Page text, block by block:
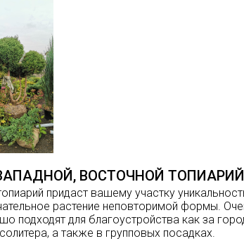
ВОСТОЧНОЙ ТОПИАРИЙ
придаст вашему участку
растение неповторимой формы.
подходят для благоустройства как за
а также в групповых посадках.